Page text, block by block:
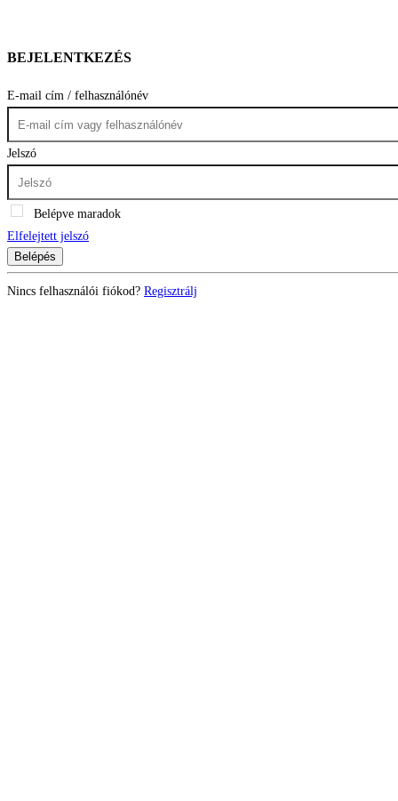
BEJELENTKEZÉS
E-mail cím / felhasználónév
Jelszó
Belépve maradok
Elfelejtett jelszó
Belépés
Nincs felhasználói fiókod? Regisztrálj